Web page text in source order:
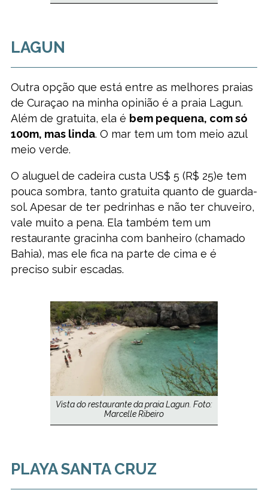
LAGUN
Outra opção que está entre as melhores praias
de Curaçao na minha opinião é a praia Lagun.
Além de gratuita, ela é bem pequena, com só
100m, mas linda. O mar tem um tom meio azul
meio verde.
O aluguel de cadeira custa US$ 5 (R$ 25)e tem
pouca sombra, tanto gratuita quanto de guarda-
sol. Apesar de ter pedrinhas e não ter chuveiro,
vale muito a pena. Ela também tem um
restaurante gracinha com banheiro (chamado
Bahia), mas ele fica na parte de cima e é
preciso subir escadas.
Vista do restaurante da praia Lagun. Foto:
Marcelle Ribeiro
PLAYA SANTA CRUZ